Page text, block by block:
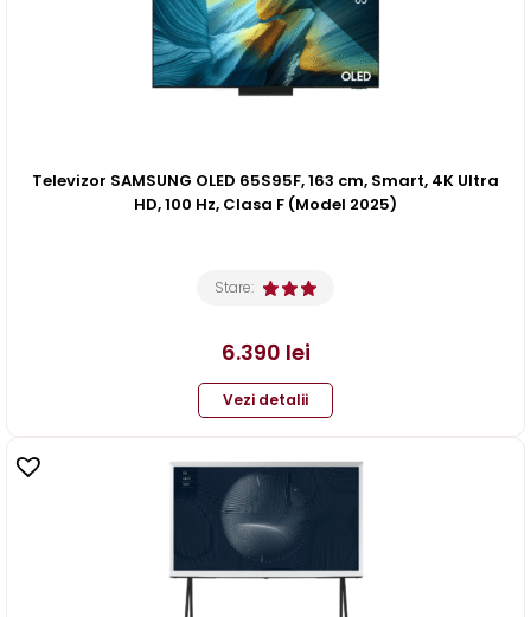
Televizor SAMSUNG OLED 65S95F, 163 cm, Smart, 4K Ultra
HD, 100 Hz, Clasa F (Model 2025)
Stare:
6.390 lei
Vezi detalii